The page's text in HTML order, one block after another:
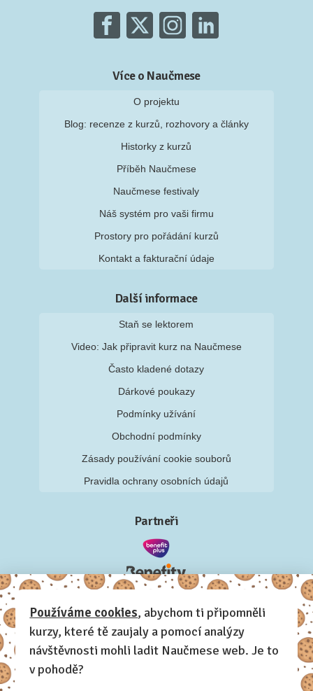
Více o Naučmese
O projektu
Blog: recenze z kurzů, rozhovory a články
Historky z kurzů
Příběh Naučmese
Naučmese festivaly
Náš systém pro vaši firmu
Prostory pro pořádání kurzů
Kontakt a fakturační údaje
Další informace
Staň se lektorem
Video: Jak připravit kurz na Naučmese
Často kladené dotazy
Dárkové poukazy
Podmínky užívání
Obchodní podmínky
Zásady používání cookie souborů
Pravidla ochrany osobních údajů
Partneři
Používáme cookies, abychom ti připomněli
kurzy, které tě zaujaly a pomocí analýzy
návštěvnosti mohli ladit Naučmese web. Je to
v pohodě?